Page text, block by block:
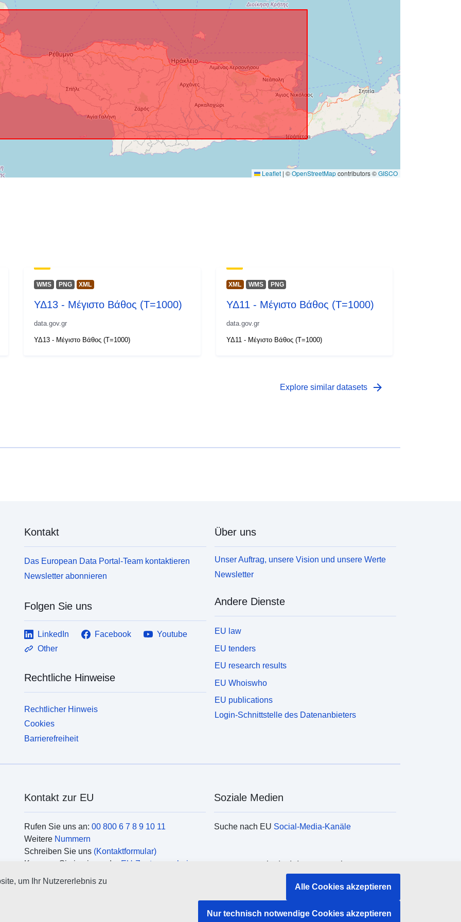
Leaflet | ©OpenStreetMapcontributors ©GISCO
e/authority/dataset-
WMS PNG XML
ΥΔ13 - Μέγιστο Βάθος (T=1000)
data.gov.gr
ΥΔ13 - Μέγιστο Βάθος (T=1000)
XML WMS PNG
ΥΔ11 - Μέγιστο Βάθος (T=1000)
data.gov.gr
ΥΔ11 - Μέγιστο Βάθος (T=1000)
Explore similar datasets arrow_forward
Kontakt
Das European Data Portal-Team kontaktieren
Newsletter abonnieren
Folgen Sie uns
LinkedIn Facebook
Youtube
Other
Rechtliche Hinweise
Rechtlicher Hinweis
Cookies
Barrierefreiheit
Über uns
Unser Auftrag, unsere Vision und unsere Werte
Newsletter
Andere Dienste
EU law
EU tenders
EU research results
EU Whoiswho
EU publications
Login-Schnittstelle des Datenanbieters
Kontakt zur EU
Rufen Sie uns an: 00 800 6 7 8 9 10 11
Weitere Nummern
Schreiben Sie uns (Kontaktformular)
Kommen Sie in einem der EU-Zentren vorbei
Soziale Medien
Suche nach EU Social-Media-Kanäle
Organe und Einrichtungen der EU
Suche nach Institutionen und Einrichtungen der
um Ihr Nutzererlebnis zu
Alle Cookies akzeptieren
Nur technisch notwendige Cookies akzeptieren